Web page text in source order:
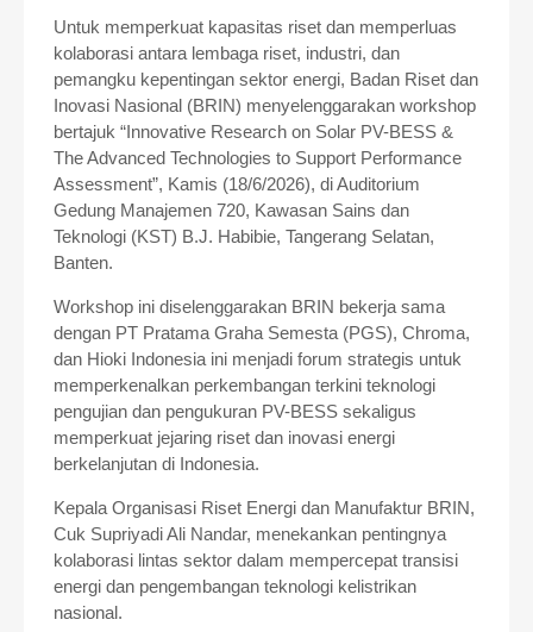
Untuk memperkuat kapasitas riset dan memperluas
kolaborasi antara lembaga riset, industri, dan
pemangku kepentingan sektor energi, Badan Riset dan
Inovasi Nasional (BRIN) menyelenggarakan workshop
bertajuk “Innovative Research on Solar PV-BESS &
The Advanced Technologies to Support Performance
Assessment”, Kamis (18/6/2026), di Auditorium
Gedung Manajemen 720, Kawasan Sains dan
Teknologi (KST) B.J. Habibie, Tangerang Selatan,
Banten.
Workshop ini diselenggarakan BRIN bekerja sama
dengan PT Pratama Graha Semesta (PGS), Chroma,
dan Hioki Indonesia ini menjadi forum strategis untuk
memperkenalkan perkembangan terkini teknologi
pengujian dan pengukuran PV-BESS sekaligus
memperkuat jejaring riset dan inovasi energi
berkelanjutan di Indonesia.
Kepala Organisasi Riset Energi dan Manufaktur BRIN,
Cuk Supriyadi Ali Nandar, menekankan pentingnya
kolaborasi lintas sektor dalam mempercepat transisi
energi dan pengembangan teknologi kelistrikan
nasional.